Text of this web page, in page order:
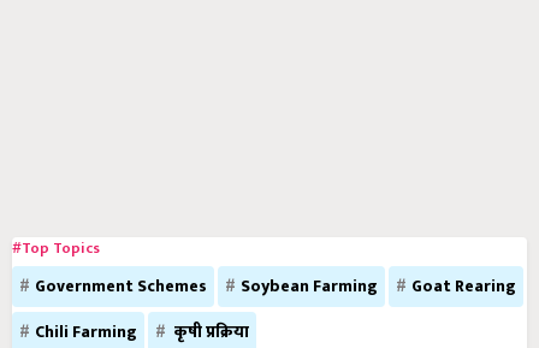
#Top Topics
Government Schemes Soybean Farming
Goat Rearing
Chili Farming
कृषी प्रक्रिया